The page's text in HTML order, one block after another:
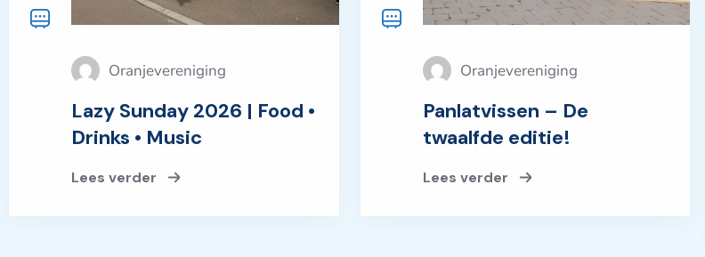
Oranjevereniging
Lazy Sunday 2026 | Food •
Drinks • Music
Lees verder
Oranjevereniging
Panlatvissen – De
twaalfde editie!
Lees verder